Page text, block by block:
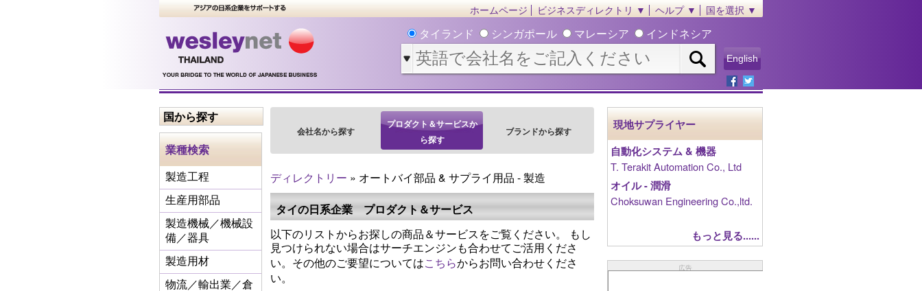
ホームページ ビジネスディレクトリ ▼ ヘルプ ▼ 国を選択 ▼
タイランド シンガポール マレーシア インドネシア
English
国から探す
業種検索
製造工程
生産用部品
製造機械／機械設
備／器具
製造用材
物流／輸出業／倉
会社名から探す
プロダクト＆サービスか
ら探す
ブランドから探す
ディレクトリー » オートバイ部品 & サプライ用品 - 製造
タイの日系企業 プロダクト＆サービス
以下のリストからお探しの商品＆サービスをご覧ください。 もし
見つけられない場合はサーチエンジンも合わせてご活用くださ
い。その他のご要望についてはこちらからお問い合わせくださ
い。
現地サプライヤー
自動化システム & 機器
T. Terakit Automation Co., Ltd
オイル - 潤滑
Choksuwan Engineering Co.,ltd.
もっと見る......
広告